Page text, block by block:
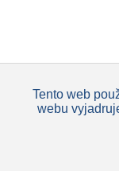
Tento web
webu